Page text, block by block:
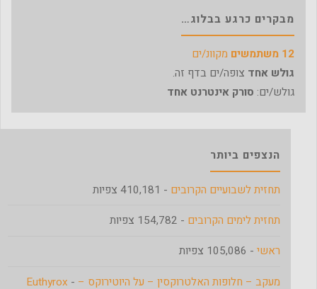
מבקרים כרגע בבלוג…
12 משתמשים
מקוונ/ים
גולש אחד צופה/ים בדף זה.
גולש/ים: סורק אינטרנט אחד
הנצפים ביותר
תחזית לשבועיים הקרובים - 410,181 צפיות
תחזית לימים הקרובים - 154,782 צפיות
ראשי - 105,086 צפיות
מעקב – חלופות האלטרוקסין – על היוטירוקס – Euthyrox -